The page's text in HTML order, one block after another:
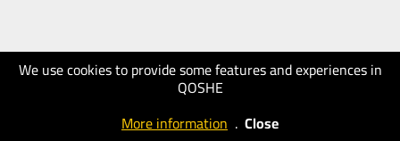
We use cookies to provide some features and experiences in
QOSHE
More information . Close